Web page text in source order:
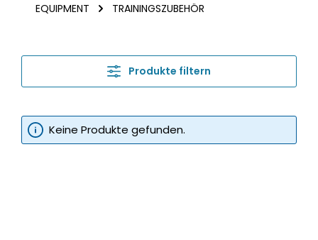
EQUIPMENT TRAININGSZUBEHÖR
Produkte filtern
Keine Produkte gefunden.